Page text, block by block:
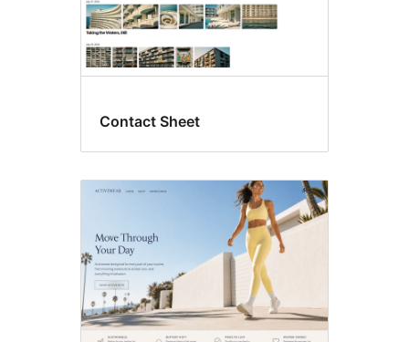
Contact Sheet